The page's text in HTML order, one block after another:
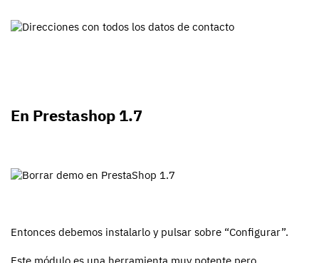
En Prestashop 1.7
Entonces debemos instalarlo y pulsar sobre “Configurar”.